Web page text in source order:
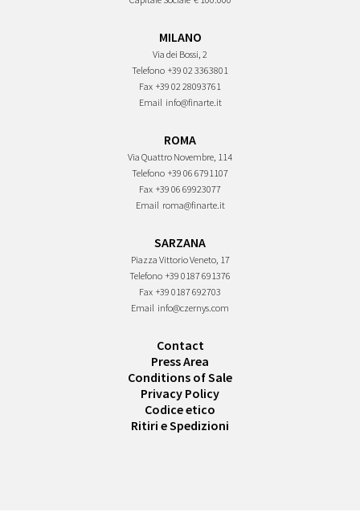
MILANO
Via dei Bossi, 2
Telefono +39 02 3363801
Fax +39 02 28093761
Email info@finarte.it
ROMA
Via Quattro Novembre, 114
Telefono +39 06 6791107
Fax +39 06 69923077
Email roma@finarte.it
SARZANA
Piazza Vittorio Veneto, 17
Telefono +39 0187 691376
Fax +39 0187 692703
Email info@czernys.com
Contact
Press Area
Conditions of Sale
Privacy Policy
Codice etico
Ritiri e Spedizioni